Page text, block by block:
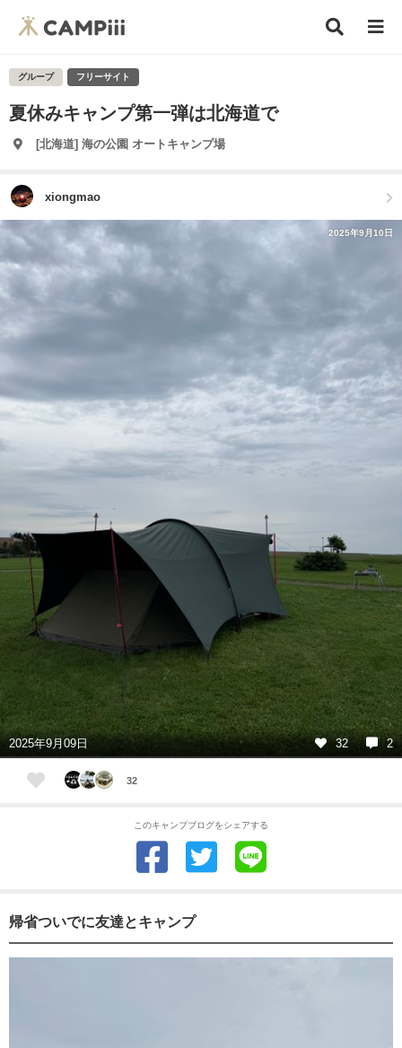
グループ フリーサイト
夏休みキャンプ第一弾は北海道で
[北海道] 海の公園 オートキャンプ場
xiongmao
2025年9月10日
2025年9月09日 32 2
32
このキャンプブログをシェアする
帰省ついでに友達とキャンプ